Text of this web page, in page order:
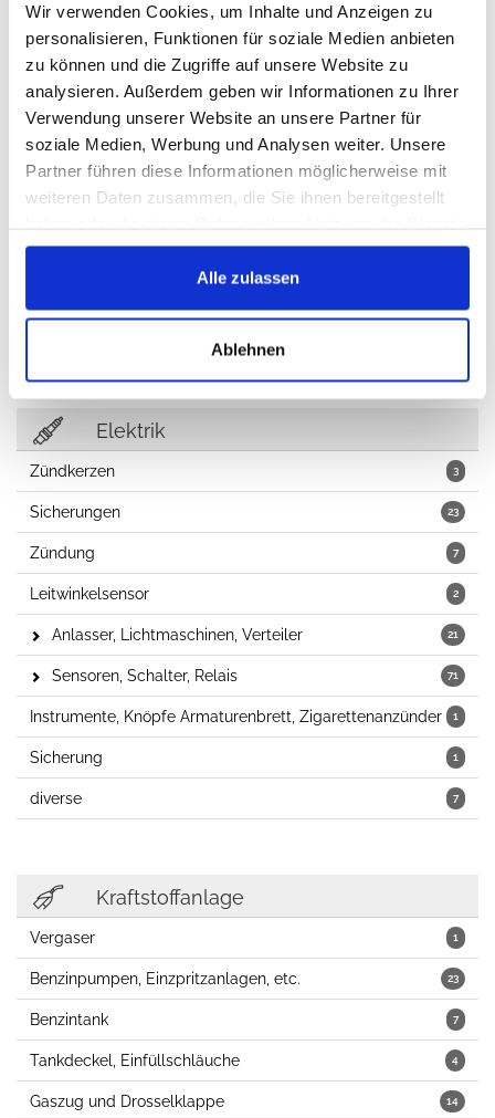
Wir verwenden Cookies, um Inhalte und Anzeigen zu
personalisieren, Funktionen für soziale Medien anbieten
zu können und die Zugriffe auf unsere Website zu
analysieren. Außerdem geben wir Informationen zu Ihrer
Verwendung unserer Website an unsere Partner für
soziale Medien, Werbung und Analysen weiter. Unsere
Partner führen diese Informationen möglicherweise mit
weiteren Daten zusammen, die Sie ihnen bereitgestellt
gesammelt haben.
Alle zulassen
Ablehnen
Ersatzteile Kupplung
Kühlung, Heizung, Klimaanlage
Kühlung
Keilriemen, Flachriemen, Keilrippenriemen
9
Umlenkrollen, Riemenspanner
Elektrik
3
Zündkerzen
23
Sicherungen
7
Zündung
2
Leitwinkelsensor
21
Anlasser, Lichtmaschinen, Verteiler
71
Sensoren, Schalter, Relais
1
Instrumente, Knöpfe Armaturenbrett, Zigarettenanzünder
1
Sicherung
7
diverse
Kraftstoffanlage
1
Vergaser
23
Benzinpumpen, Einzpritzanlagen, etc.
7
Benzintank
4
Tankdeckel, Einfüllschläuche
14
Gaszug und Drosselklappe